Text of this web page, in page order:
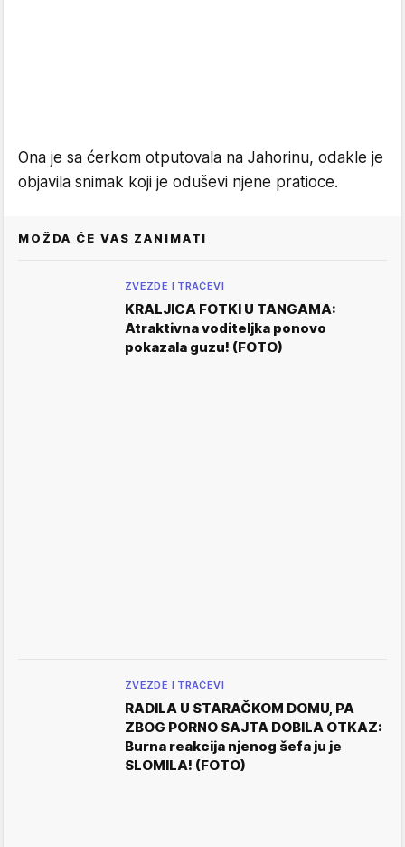
Ona je sa ćerkom otputovala na Jahorinu, odakle je
objavila snimak koji je oduševi njene pratioce.
MOŽDA ĆE VAS ZANIMATI
ZVEZDE I TRAČEVI
KRALJICA FOTKI U TANGAMA:
Atraktivna voditeljka ponovo
pokazala guzu! (FOTO)
ZVEZDE I TRAČEVI
RADILA U STARAČKOM DOMU, PA
ZBOG PORNO SAJTA DOBILA OTKAZ:
Burna reakcija njenog šefa ju je
SLOMILA! (FOTO)